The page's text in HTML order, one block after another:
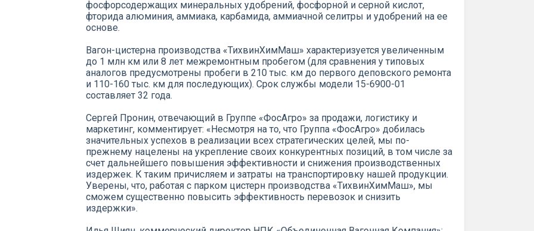
фосфорсодержащих минеральных удобрений, фосфорной и серной кислот,
фторида алюминия, аммиака, карбамида, аммиачной селитры и удобрений на ее
основе.
Вагон-цистерна производства «ТихвинХимМаш» характеризуется увеличенным
до 1 млн км или 8 лет межремонтным пробегом (для сравнения у типовых
аналогов предусмотрены пробеги в 210 тыс. км до первого деповского ремонта
и 110-160 тыс. км для последующих). Срок службы модели 15-6900-01
составляет 32 года.
Сергей Пронин, отвечающий в Группе «ФосАгро» за продажи, логистику и
маркетинг, комментирует: «Несмотря на то, что Группа «ФосАгро» добилась
значительных успехов в реализации всех стратегических целей, мы по-
прежнему нацелены на укрепление своих конкурентных позиций, в том числе за
счет дальнейшего повышения эффективности и снижения производственных
издержек. К таким причисляем и затраты на транспортировку нашей продукции.
Уверены, что, работая с парком цистерн производства «ТихвинХимМаш», мы
сможем существенно повысить эффективность перевозок и снизить
издержки».